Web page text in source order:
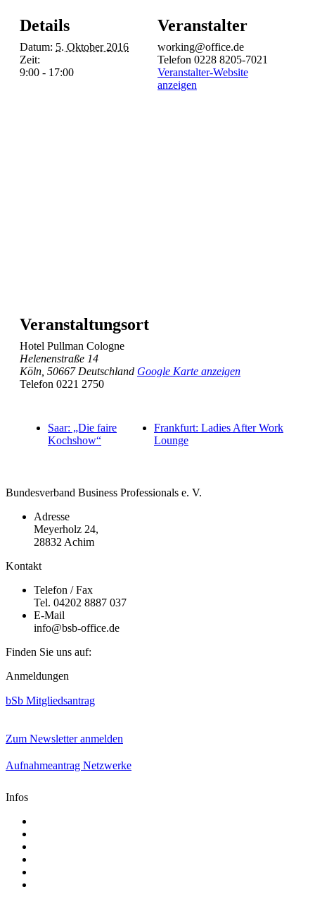
Details
Datum: 5. Oktober 2016
Zeit:
9:00 - 17:00
Veranstalter
working@office.de
Telefon 0228 8205-7021
Veranstalter-Website
anzeigen
Veranstaltungsort
Hotel Pullman Cologne
Helenenstraße 14
Köln 50667 Deutschland Google Karte anzeigen
Telefon 0221 2750
Saar: „Die faire
Kochshow“
Frankfurt: Ladies After Work
Lounge
Bundesverband Business Professionals e. V.
Adresse
Meyerholz 24,
28832 Achim
Kontakt
Telefon / Fax
Tel. 04202 8887 037
E-Mail
info@bsb-office.de
Finden Sie uns auf:
Facebook
opens
window
Linkedin
opens
window
Instagram
opens
window
Anmeldungen
bSb Mitgliedsantrag
Zum Newsletter anmelden
Aufnahmeantrag Netzwerke
Infos